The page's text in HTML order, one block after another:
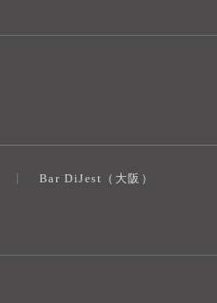
Bar DiJest（大阪）